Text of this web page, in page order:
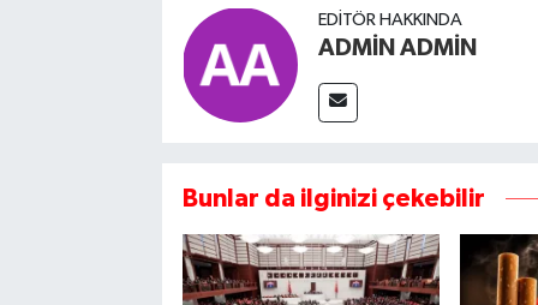
EDITÖR HAKKINDA
ADMİN ADMİN
Bunlar da ilginizi çekebilir